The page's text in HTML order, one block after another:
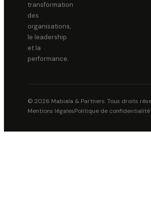
transformation
des
organisations,
le leadership
et la
performance.
© 2026 Mabiala & Partners. Tous droits
Mentions légalesPolitique de confidentialité